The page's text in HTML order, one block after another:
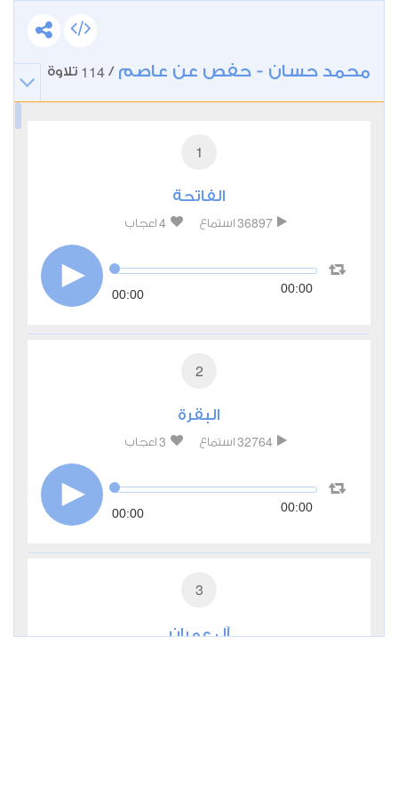
محمد حسان - حفص عن عاصم /
114 تلاوة
1
الفاتحة
36897 استماع 4 اعجاب
00:00 00:00
2
البقرة
32764 استماع 3 اعجاب
00:00 00:00
3
آل عمران